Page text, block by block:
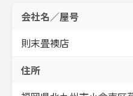
会社名／屋号
則末畳襖店
住所